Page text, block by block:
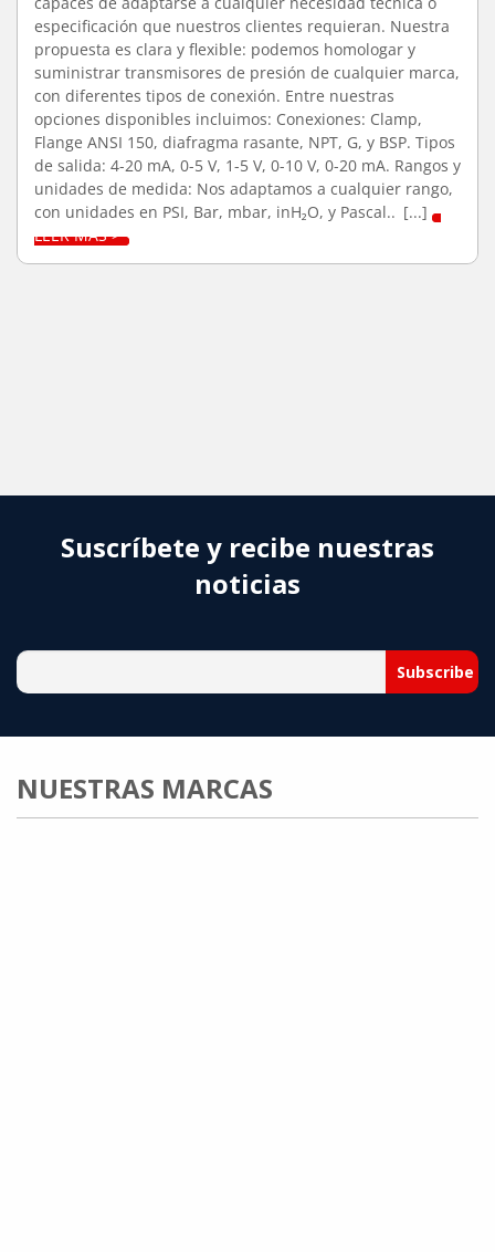
especificación que nuestros clientes requieran. Nuestra
propuesta es clara y flexible: podemos homologar y
suministrar transmisores de presión de cualquier marca,
con diferentes tipos de conexión. Entre nuestras
opciones disponibles incluimos: Conexiones: Clamp,
Flange ANSI 150, diafragma rasante, NPT, G, y BSP. Tipos
de salida: 4-20 mA, 0-5 V, 1-5 V, 0-10 V, 0-20 mA. Rangos y
unidades de medida: Nos adaptamos a cualquier rango,
con unidades en PSI, Bar, mbar, inH₂O, y Pascal.. [...]
Suscríbete y recibe nuestras
noticias
NUESTRAS MARCAS